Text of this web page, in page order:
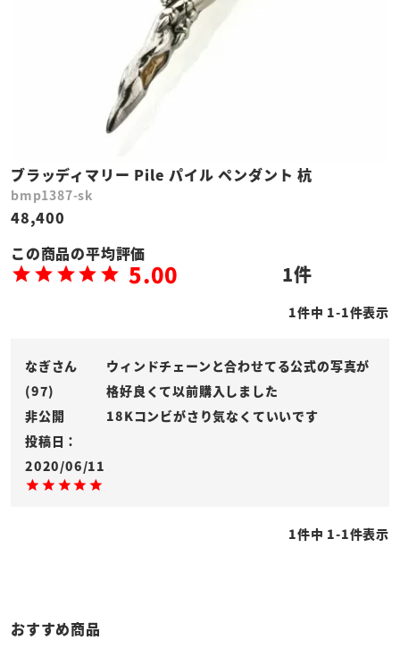
ブラッディマリー Pile パイル ペンダント 杭
bmp1387-sk
48,400
5.00 1
1件中 1-1件表示
なぎ
97
非公開
投稿日
2020/06/11
ウィンドチェーンと合わせてる公式の写真が
格好良くて以前購入しました
18Kコンビがさり気なくていいです
1件中 1-1件表示
おすすめ商品